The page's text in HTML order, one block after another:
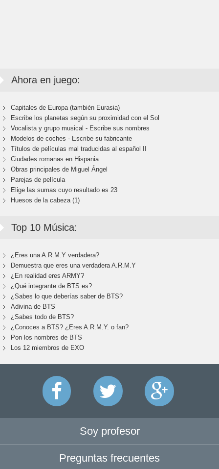
Ahora en juego:
Capitales de Europa (también Eurasia)
Escribe los planetas según su proximidad con el Sol
Vocalista y grupo musical - Escribe sus nombres
Modelos de coches - Escribe su fabricante
Títulos de películas mal traducidas al español II
Ciudades romanas en Hispania
Obras principales de Miguel Ángel
Parejas de película
Elige las sumas cuyo resultado es 23
Huesos de la cabeza (1)
Top 10 Música:
¿Eres una A.R.M.Y verdadera?
Demuestra que eres una verdadera A.R.M.Y
¿En realidad eres ARMY?
¿Qué integrante de BTS es?
¿Sabes lo que deberías saber de BTS?
Adivina de BTS
¿Sabes todo de BTS?
¿Conoces a BTS? ¿Eres A.R.M.Y. o fan?
Pon los nombres de BTS
Los 12 miembros de EXO
Soy profesor
Preguntas frecuentes